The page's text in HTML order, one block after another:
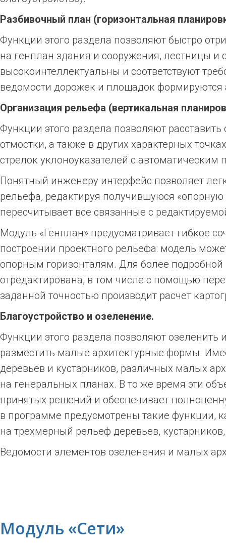
Разбивочный план (горизонтальная
Функции этого раздела позволяют быстро
на генплан здания и сооружения, лестницы
высокоинтеллектуальны и соответствуют
ведомости дорожек и площадок формируются
Организация рельефа (вертикальная
Функции этого раздела позволяют
отмостки, а также в других характерных
стрелок уклоноуказателей с автоматическим
Понятный инженеру интерфейс позволяет
рельефа, редактируя получившуюся
пересчитывает все связанные с
Модуль «Генплан» предусматривает гибкое
построении проектного рельефа: модель
опорным горизонталям. Для более подробной
отредактирована, в том числе с помощью
заданной точностью производит расчет
Благоустройство и озеленение.
Функции этого раздела позволяют озеленить
разместить малые архитектурные формы.
деревьев и кустарников, различных малых
на генеральных планах. В то же время эти
принятых решений и обеспечивает
в программе предусмотрены такие функции,
на трехмерный рельеф деревьев,
Ведомости элементов озеленения и малых
Модуль «Сети»